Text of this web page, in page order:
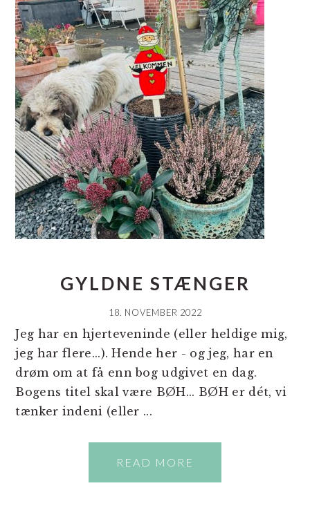
GYLDNE STÆNGER
18. NOVEMBER 2022
Jeg har en hjerteveninde (eller heldige mig,
jeg har flere...). Hende her - og jeg, har en
drøm om at få enn bog udgivet en dag.
Bogens titel skal være BØH... BØH er dét, vi
tænker indeni (eller ...
READ MORE